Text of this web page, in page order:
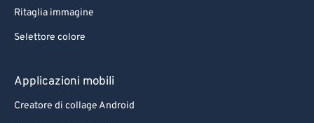
Ritaglia immagine
Selettore colore
Applicazioni mobili
Creatore di collage Android